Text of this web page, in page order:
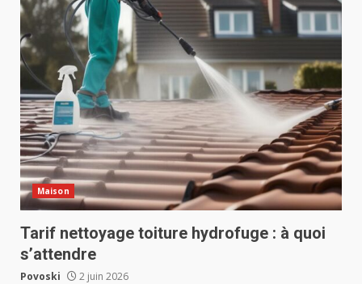
Maison
Tarif nettoyage toiture hydrofuge : à quoi
s’attendre
Povoski 2 juin 2026